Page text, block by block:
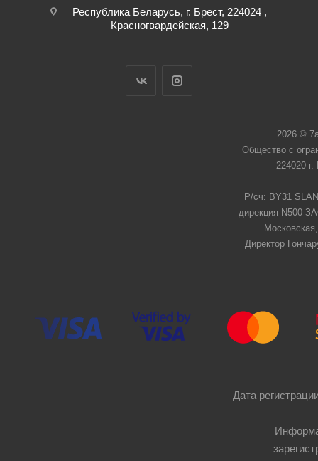
Республика Беларусь, г. Брест, 224024 ,
Красногвардейская, 129
2026 ©
Общество с
224020
Р/сч: BY31
дирекция N500
Директор
Дата